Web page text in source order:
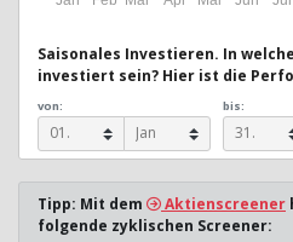
Saisonales Investieren. In
investiert sein? Hier ist die
von: bis:
Tipp: Mit dem Aktienscreener
folgende zyklischen Screener: